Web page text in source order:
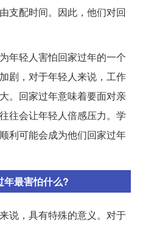
支配时间。因此，他们对回
年轻人害怕回家过年的一个
剧，对于年轻人来说，工作
。回家过年意味着要面对亲
往会让年轻人倍感压力。学
利可能会成为他们回家过年
年最害怕什么?
说，具有特殊的意义。对于